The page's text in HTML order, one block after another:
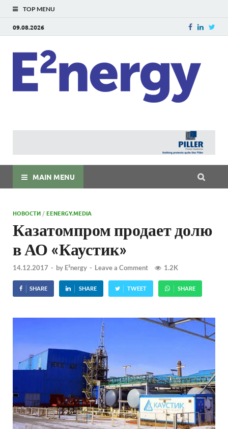
TOP MENU
09.08.2026
MAIN MENU
НОВОСТИ /EENERGY.MEDIA
Казатомпром продает долю
в АО «Каустик»
14.12.2017 - by E²nergy - Leave a Comment 1.2K
SHARE SHARE TWEET SHARE